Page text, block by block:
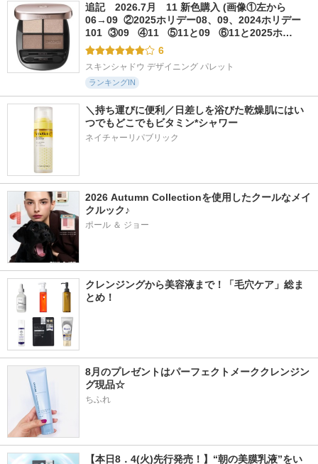
追記　2026.7月　11 新色購入 (画像①左から
06→09  ②2025ホリデー08、09、2024ホリデー
101  ③09   ④11   ⑤11と09   ⑥11と2025ホ…
6
スキンシャドウ デザイニング パレット
ランキングIN
＼持ち運びに便利／日差しを浴びた乾燥肌にはい
つでもどこでもビタミン*シャワー
ネイチャーリパブリック
2026 Autumn Collectionを使用したクールなメイ
クルック♪
ポール ＆ ジョー
クレンジングから美容液まで！「毛穴ケア」総ま
とめ！
8月のプレゼントはパーフェクトメーククレンジン
グ現品☆
ちふれ
【本日8．4(火)先行発売！】“朝の美膜乳液”をい